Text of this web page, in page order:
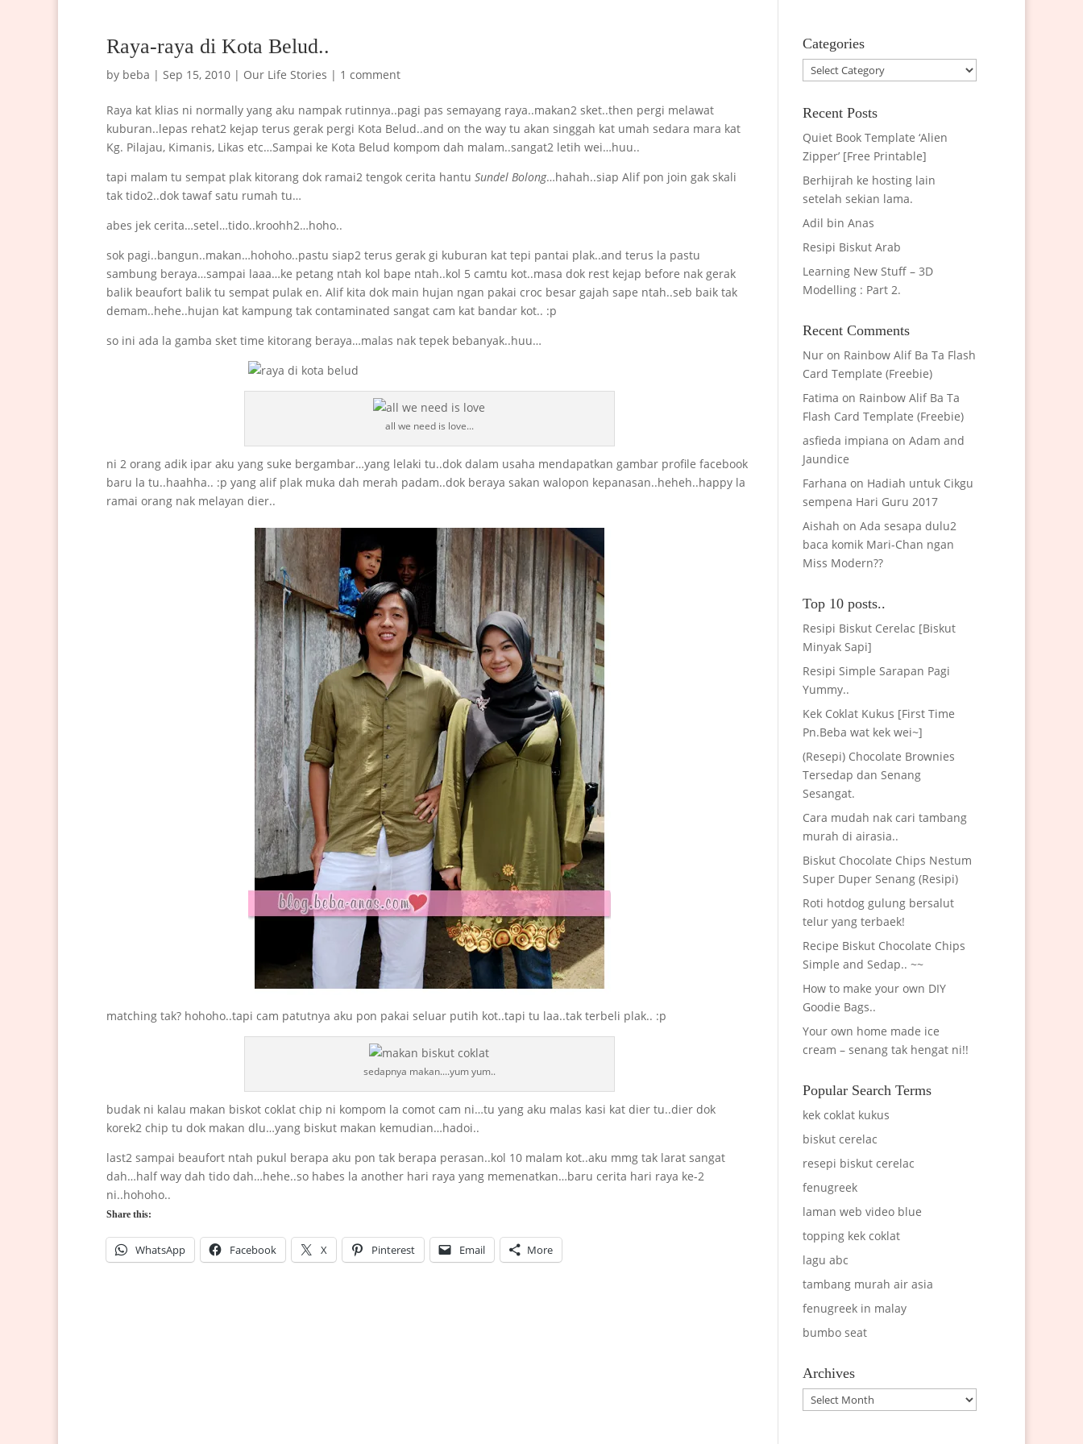
Raya-raya di Kota Belud..
by beba | Sep 15, 2010 | Our Life Stories | 1 comment
Raya kat klias ni normally yang aku nampak rutinnya..pagi pas semayang raya..makan2 sket..then pergi melawat
kuburan..lepas rehat2 kejap terus gerak pergi Kota Belud..and on the way tu akan singgah kat umah sedara mara kat
Kg. Pilajau, Kimanis, Likas etc…Sampai ke Kota Belud kompom dah malam..sangat2 letih wei…huu..
tapi malam tu sempat plak kitorang dok ramai2 tengok cerita hantu Sundel Bolong…hahah..siap Alif pon join gak skali
tak tido2..dok tawaf satu rumah tu…
abes jek cerita…setel…tido..kroohh2…hoho..
sok pagi..bangun..makan…hohoho..pastu siap2 terus gerak gi kuburan kat tepi pantai plak..and terus la pastu
sambung beraya…sampai laaa…ke petang ntah kol bape ntah..kol 5 camtu kot..masa dok rest kejap before nak gerak
balik beaufort balik tu sempat pulak en. Alif kita dok main hujan ngan pakai croc besar gajah sape ntah..seb baik tak
demam..hehe..hujan kat kampung tak contaminated sangat cam kat bandar kot.. :p
so ini ada la gamba sket time kitorang beraya…malas nak tepek bebanyak..huu…
all we need is love...
ni 2 orang adik ipar aku yang suke bergambar…yang lelaki tu..dok dalam usaha mendapatkan gambar profile facebook
baru la tu..haahha.. :p yang alif plak muka dah merah padam..dok beraya sakan walopon kepanasan..heheh..happy la
ramai orang nak melayan dier..
matching tak? hohoho..tapi cam patutnya aku pon pakai seluar putih kot..tapi tu laa..tak terbeli plak.. :p
sedapnya makan....yum yum..
budak ni kalau makan biskot coklat chip ni kompom la comot cam ni…tu yang aku malas kasi kat dier tu..dier dok
korek2 chip tu dok makan dlu…yang biskut makan kemudian…hadoi..
last2 sampai beaufort ntah pukul berapa aku pon tak berapa perasan..kol 10 malam kot..aku mmg tak larat sangat
dah…half way dah tido dah…hehe..so habes la another hari raya yang memenatkan…baru cerita hari raya ke-2
ni..hohoho..
Share this:
WhatsApp Facebook X Pinterest Email More
Categories
Categories
Recent Posts
Quiet Book Template ‘Alien
Zipper’ [Free Printable]
Berhijrah ke hosting lain
setelah sekian lama.
Adil bin Anas
Resipi Biskut Arab
Learning New Stuff – 3D
Modelling : Part 2.
Recent Comments
Nur on Rainbow Alif Ba Ta Flash
Card Template (Freebie)
Fatima on Rainbow Alif Ba Ta
Flash Card Template (Freebie)
asfieda impiana onAdam and
Jaundice
Farhana on Hadiah untuk Cikgu
sempena Hari Guru 2017
Aishah onAda sesapa dulu2
baca komik Mari-Chan ngan
Miss Modern??
Top 10 posts..
Resipi Biskut Cerelac [Biskut
Minyak Sapi]
Resipi Simple Sarapan Pagi
Yummy..
Kek Coklat Kukus [First Time
Pn.Beba wat kek wei~]
(Resepi) Chocolate Brownies
Tersedap dan Senang
Sesangat.
Cara mudah nak cari tambang
murah di airasia..
Biskut Chocolate Chips Nestum
Super Duper Senang (Resipi)
Roti hotdog gulung bersalut
telur yang terbaek!
Recipe Biskut Chocolate Chips
Simple and Sedap.. ~~
How to make your own DIY
Goodie Bags..
Your own home made ice
cream – senang tak hengat ni!!
Popular Search Terms
kek coklat kukus
biskut cerelac
resepi biskut cerelac
fenugreek
laman web video blue
topping kek coklat
lagu abc
tambang murah air asia
fenugreek in malay
bumbo seat
Archives
Archives